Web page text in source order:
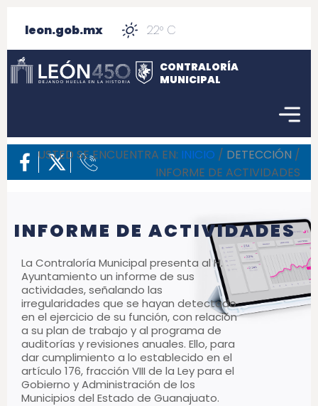
leon.gob.mx 22° C
CONTRALORÍA
MUNICIPAL
USTED SE ENCUENTRA EN: INICIO / DETECCIÓN /
INFORME DE ACTIVIDADES
INFORME DE ACTIVIDADES
La Contraloría Municipal presenta al H.
Ayuntamiento un informe de sus
actividades, señalando las
irregularidades que se hayan detectado
en el ejercicio de su función, con relación
a su plan de trabajo y al programa de
auditorías y revisiones anuales. Ello, para
dar cumplimiento a lo establecido en el
artículo 176, fracción VIII de la Ley para el
Gobierno y Administración de los
Municipios del Estado de Guanajuato.